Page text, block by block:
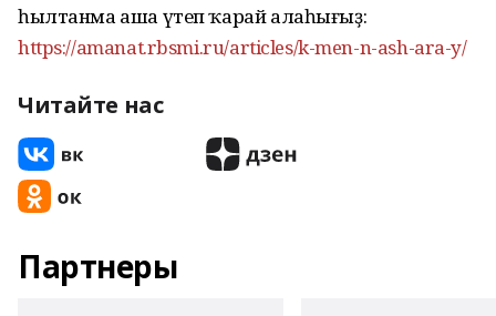
һылтанма аша үтеп ҡарай алаһығыҙ:
https://amanat.rbsmi.ru/articles/k-men-n-ash-ara-y/
Читайте нас
Партнеры